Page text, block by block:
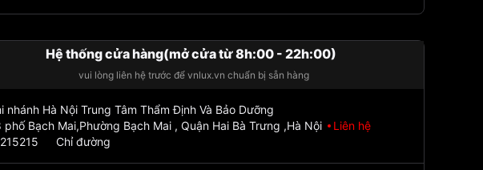
Hệ thống cửa hàng(mở cửa từ 8h:00 - 22h:00)
vui lòng liên hệ trước để vnlux.vn chuẩn bị sẵn hàng
nhánh Hà Nội Trung Tâm Thẩm Định Và Bảo Dưỡng
phố Bạch Mai,Phường Bạch Mai , Quận Hai Bà Trưng ,Hà Nội
Liên hệ
Chỉ đường